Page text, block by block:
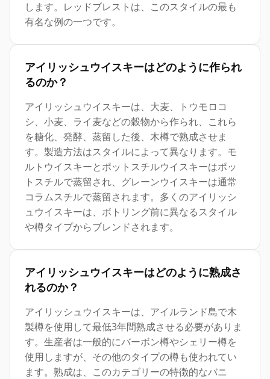
します。レッドブレストは、このスタイルの最も
有名な例の一つです。
アイリッシュウイスキーはどのように作られ
るのか？
アイリッシュウイスキーは、大麦、トウモロコ
シ、小麦、ライ麦などの穀物から作られ、これら
を糖化、発酵、蒸留した後、木樽で熟成させま
す。製造方法はスタイルによって異なります。モ
ルトウイスキーとポットスチルウイスキーはポッ
トスチルで蒸留され、グレーンウイスキーは通常
コラムスチルで蒸留されます。多くのアイリッシ
ュウイスキーは、ボトリング前に異なるスタイル
や樽タイプからブレンドされます。
アイリッシュウイスキーはどのように熟成さ
れるのか？
アイリッシュウイスキーは、アイルランド島で木
製樽を使用して最低3年間熟成させる必要がありま
す。生産者は一般的にバーボン樽やシェリー樽を
使用しますが、その他のタイプの樽も使われてい
ます。熟成は、このカテゴリーの特徴的なバニ